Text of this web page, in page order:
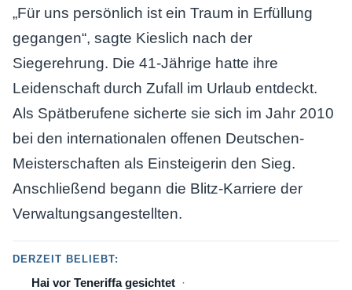
„Für uns persönlich ist ein Traum in Erfüllung
gegangen“, sagte Kieslich nach der
Siegerehrung. Die 41-Jährige hatte ihre
Leidenschaft durch Zufall im Urlaub entdeckt.
Als Spätberufene sicherte sie sich im Jahr 2010
bei den internationalen offenen Deutschen-
Meisterschaften als Einsteigerin den Sieg.
Anschließend begann die Blitz-Karriere der
Verwaltungsangestellten.
DERZEIT BELIEBT:
Hai vor Teneriffa gesichtet